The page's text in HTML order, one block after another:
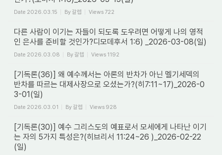
Date 2026.03.15 By갈렙 Views 722
다른 사람이 이기는 자들이 되도록 도우려면 어떻게 나의 영적
인 은사를 준비할 것인가?디모데후서 1:6) _2026-03-08(일)
Date 2026.03.08 By갈렙 Views 1192
[기독론(36)] 왜 예수께서는 아론의 반차가 아닌 멜기세덱의
반차를 따르는 대제사장으로 오셨는가?(히7:11~17)_2026-0
3-01(일)
Date 2026.03.01 By갈렙 Views 928
[기독론(30)] 예수 그리스도의 예표로서 모세에게 나타난 이기
는 자의 5가지 특성은?(히브리서 11:24~26 )_2026-02-22
(일)